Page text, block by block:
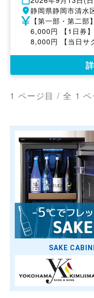
催
日
開
催
静岡県静岡市清水
参
【第一部・第二
6,000円 【1日券
8,000円 【当日サ
1 ページ目 / 全 1 ペ
SAKE